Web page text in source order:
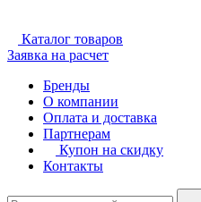
Каталог товаров
Заявка на расчет
Бренды
О компании
Оплата и доставка
Партнерам
Купон на скидку
Контакты